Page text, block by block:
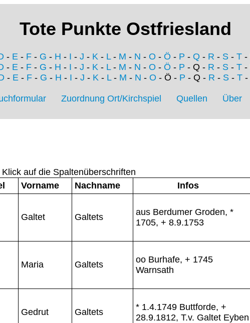
Tote Punkte Ostfriesland
- E - F - G - H - I - J - K - L- M - N - O - Ö - P - Q - R - S - T -
- E - F - G - H - I - J - K - L- M - N - O - Ö - P - Q - R - S - T -
- E- F- G - H - I - J - K- L- M - N - O - Ö - P - Q - R - S- T-
Zuordnung Ort/Kirchspiel Quellen Über
auf die Spaltenüberschriften
Vorname Nachname Infos
Galtet Galtets
aus Berdumer Groden, *
1705, + 8.9.1753
Maria Galtets
oo Burhafe, + 1745
Warnsath
Gedrut Galtets
* 1.4.1749 Buttforde, +
28.9.1812, T.v. Galtet Eyben